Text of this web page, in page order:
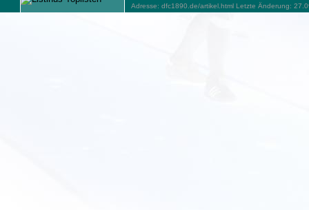
Adresse: dfc1890.de/artikel.html Letzte Änderung: